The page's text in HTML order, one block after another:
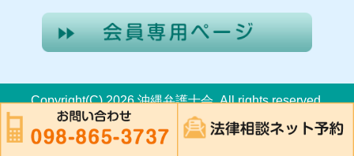
Copyright(C) 2026 沖縄弁護士会. All rights reserved.